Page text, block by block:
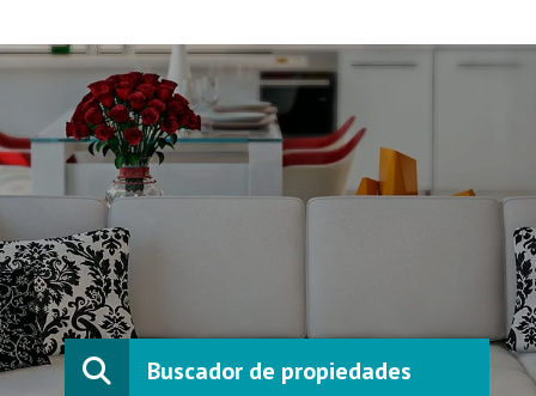
Buscador de propiedades